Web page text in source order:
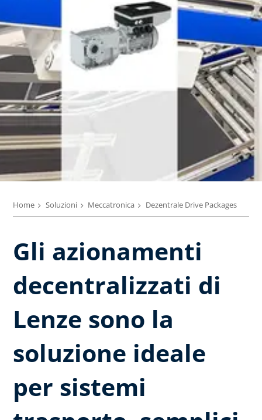
Home Soluzioni Meccatronica Dezentrale Drive Packages
Gli azionamenti
decentralizzati di
Lenze sono la
soluzione ideale
per sistemi